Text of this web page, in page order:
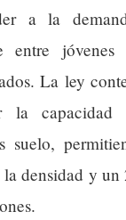
a la
entre
La ley
la capacidad
suelo,
densidad y